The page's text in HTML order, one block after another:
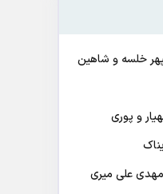
خلسه و شاهین
و پوری
علی میری